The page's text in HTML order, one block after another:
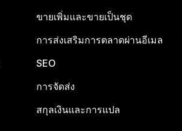
ขายเพิ่มและขายเป็นชุด
การส่งเสริมการตลาดผ่านอีเมล
SEO
การจัดส่ง
สกุลเงินและการแปล